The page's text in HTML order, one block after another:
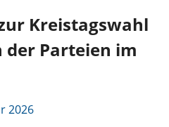
Kreistagswahl
Parteien im
2026